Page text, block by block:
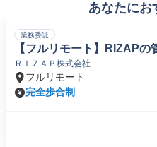
あなたにお
業務委託
【フルリモート】RIZAPの
ＲＩＺＡＰ株式会社
フルリモート
完全歩合制